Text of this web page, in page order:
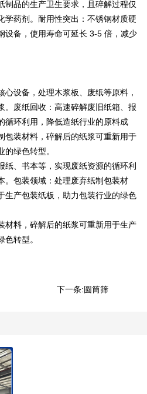
制品的生产卫生要求，且碎解过程仅
学药剂。耐用性突出：不锈钢材质硬
设备，使用寿命可延长 3-5 倍，减少
设备，处理木浆板、废纸等原料，
。废纸回收：高速碎解废旧纸箱、报
循环利用，降低造纸行业的原料成
包装材料，碎解后的纸浆可重新用于
绿色转型。
纸、书本等，实现废纸资源的循环利
。包装领域：处理废弃纸制包装材
生产包装纸板，助力包装行业的绿色
材料，碎解后的纸浆可重新用于生产
转型。
下一条:圆筒筛